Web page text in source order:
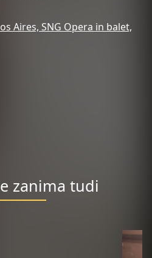
Aires, SNG Opera in balet,
zanima tudi